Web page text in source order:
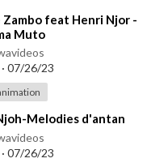
feat Henri Njor -
Muto
· 07/26/23
Melodies d'antan
· 07/26/23